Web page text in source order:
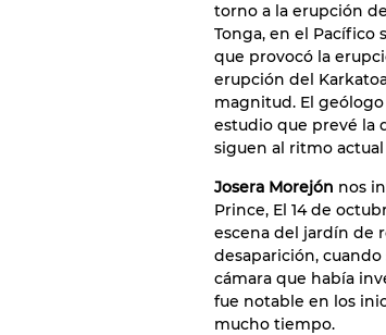
torno a la erupción
Tonga, en el Pacífico
que provocó la
erupción del
magnitud. El
estudio que prevé la
siguen al ritmo
Josera Morejón nos
Prince, El 14 de
escena del jardín de
desaparición,
cámara que había
fue notable en los
mucho tiempo.